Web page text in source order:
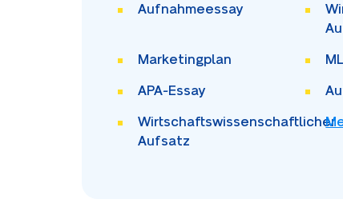
Aufnahmeessay
Marketingplan
APA-Essay
Wirtschaftswissenschaftlicher
Aufsatz